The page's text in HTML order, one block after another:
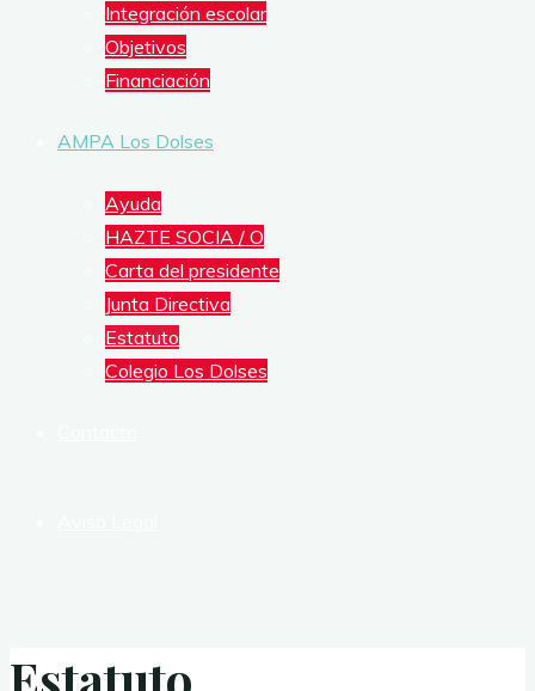
Integración escolar
Objetivos
Financiación
AMPA Los Dolses
Ayuda
HAZTE SOCIA / O
Carta del presidente
Junta Directiva
Estatuto
Colegio Los Dolses